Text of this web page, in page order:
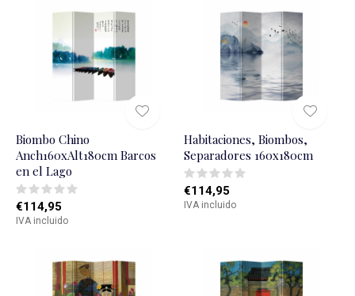
Biombo Chino
Anch160xAlt180cm Barcos
en el Lago
€114,95
IVA incluido
Habitaciones, Biombos,
Separadores 160x180cm
€114,95
IVA incluido